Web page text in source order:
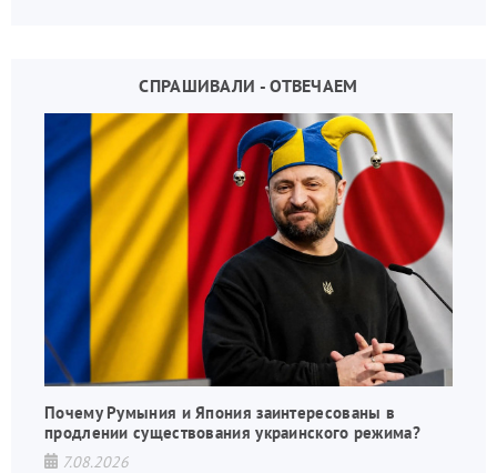
СПРАШИВАЛИ - ОТВЕЧАЕМ
Почему Румыния и Япония заинтересованы в
продлении существования украинского режима?
7.08.2026